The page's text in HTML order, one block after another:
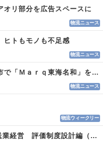
リ部分を広告スペースに
物流ニュース
トもモノも不足感
物流ニュース
日本ＧＬＰ 愛知県東海市で「Ｍａｒｑ東海名和」を開発
物流ニュース
物流ウィークリー
第315回：令和時代の運送業経営 評価制度設計編（１１５）